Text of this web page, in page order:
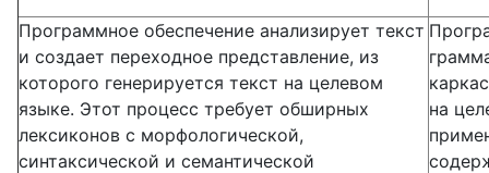
Программное обеспечение анализирует текст
и создает переходное представление, из
которого генерируется текст на целевом
языке. Этот процесс требует обширных
лексиконов с морфологической,
синтаксической и семантической
на